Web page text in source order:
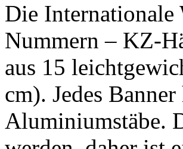
Die Internationale
Nummern – KZ-
aus 15
cm). Jedes
Aluminiumstäbe.